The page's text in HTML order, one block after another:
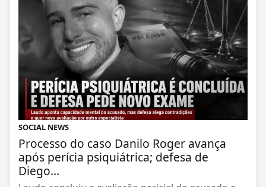
SOCIAL NEWS
Processo do caso Danilo Roger avança
após perícia psiquiátrica; defesa de
Diego...